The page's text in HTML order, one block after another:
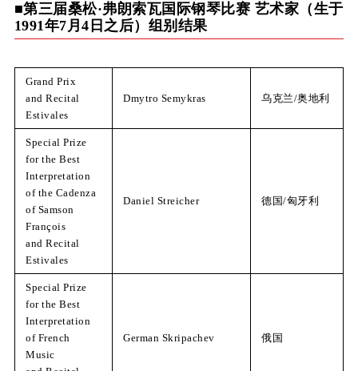
■第三届桑松·弗朗索瓦国际钢琴比赛 艺术家（生于
1991年7月4日之后）组别结果
Grand Prix
and Recital
Estivales
Dmytro Semykras 乌克兰/奥地利
Special Prize
for the Best
Interpretation
of the Cadenza
of Samson
François
and Recital
Estivales
Daniel Streicher 德国/匈牙利
Special Prize
for the Best
Interpretation
of French
Music
German Skripachev 俄国